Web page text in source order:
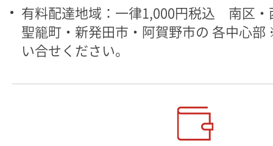
有料配達地域：一律1,000円税込 南区・
聖籠町・新発田市・阿賀野市の 各中心
い合せください。